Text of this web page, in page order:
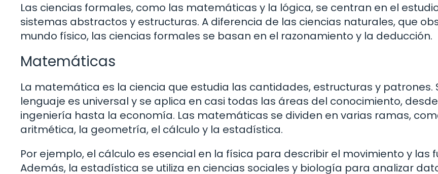
Las ciencias formales, como las matemáticas y la lógica, se centran en el
sistemas abstractos y estructuras. A diferencia de las ciencias naturales, que
mundo físico, las ciencias formales se basan en el razonamiento y la deducción.
Matemáticas
La matemática es la ciencia que estudia las cantidades, estructuras y patrones.
lenguaje es universal y se aplica en casi todas las áreas del conocimiento,
ingeniería hasta la economía. Las matemáticas se dividen en varias ramas,
aritmética, la geometría, el cálculo y la estadística.
Por ejemplo, el cálculo es esencial en la física para describir el movimiento y las
Además, la estadística se utiliza en ciencias sociales y biología para analizar